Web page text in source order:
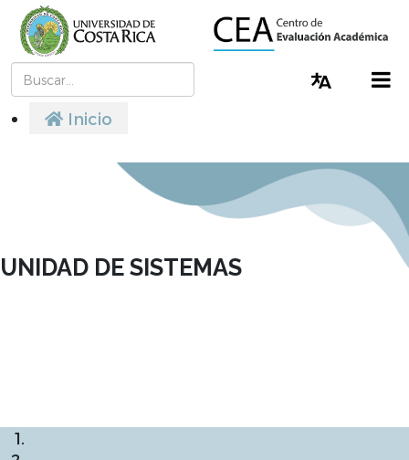
Buscar
Inicio
UNIDAD DE SISTEMAS